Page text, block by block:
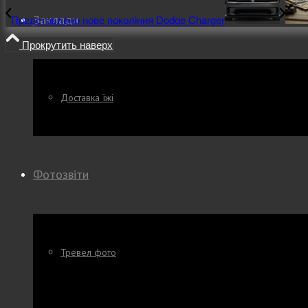
Заклади
Доставка їжі
Фотозвіти
Тревел фото
Представлено нове покоління Dodge Charger
Прокрутить наверх